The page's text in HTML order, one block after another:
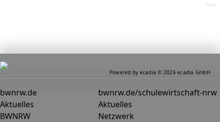
home
bwnrw.de
Aktuelles
BWNRW
bwnrw.de/schulewirtschaft-nrw
Aktuelles
Netzwerk
Powered by ecadia © 2026 ecadia GmbH